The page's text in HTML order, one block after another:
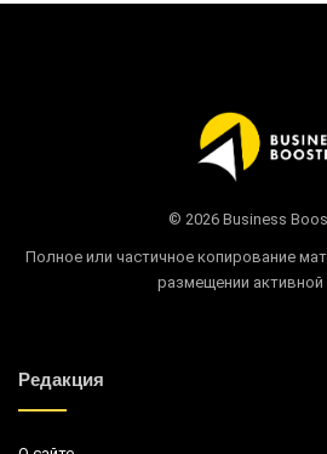
© 2026 Business
Полное или частичное копирование
размещении активной
Редакция